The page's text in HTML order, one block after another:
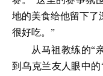
地的美食给他留下了
很好吃。”
从马祖教练的“
到乌克兰友人眼中